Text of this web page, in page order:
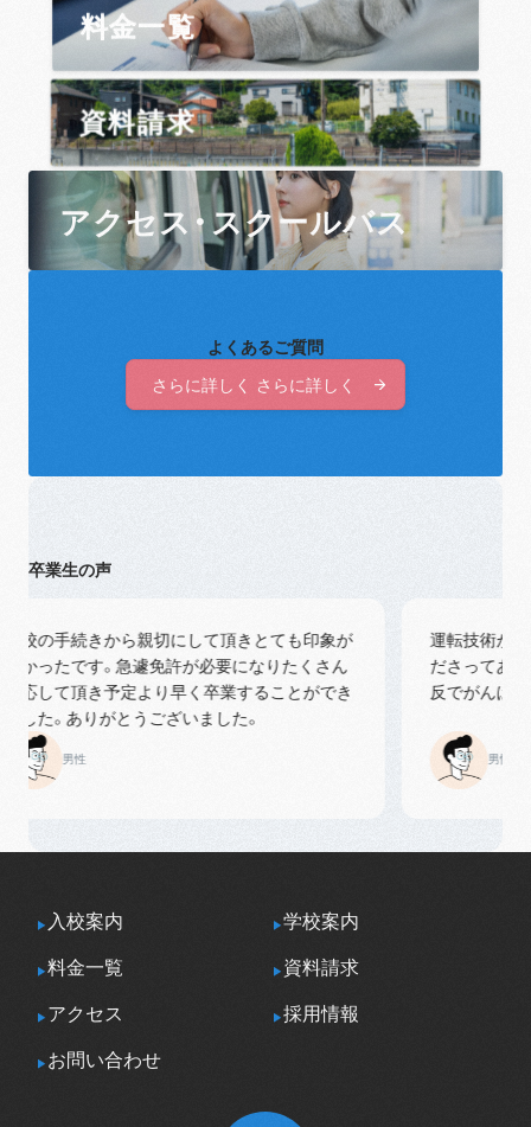
料金一覧
資料請求
アクセス・スクールバス
よくあるご質問
さらに詳しく さらに詳しく
さらに詳しく さらに詳しく
卒業生の声
の手続きから親切にして頂きとても印象が
ったです。急遽免許が必要になりたくさん
して頂き予定より早く卒業することができ
た。ありがとうございました。
男性
運転技術が酷
ださってあり
反でがんばりま
男性
入校案内 学校案内
料金一覧 資料請求
アクセス 採用情報
お問い合わせ